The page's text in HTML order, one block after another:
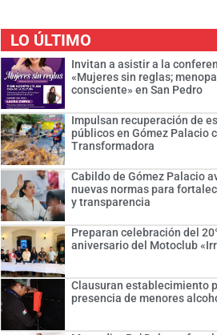
LO ÚLTIMO
Invitan a asistir a la
«Mujeres sin reglas;
consciente» en San Pedro
Impulsan recuperación de
públicos en Gómez Palacio
Transformadora
Cabildo de Gómez Palacio
nuevas normas para
y transparencia
Preparan celebración del
aniversario del Motoclub
Clausuran establecimiento
presencia de menores